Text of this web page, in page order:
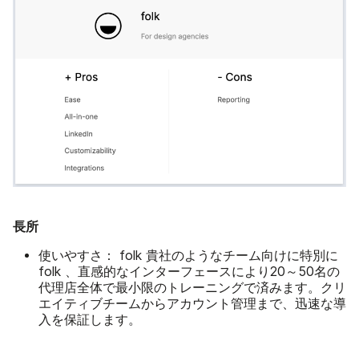
長所
使いやすさ：
folk 貴社のようなチーム向けに特別に
folk 、直感的なインターフェースにより20～50名の
代理店全体で最小限のトレーニングで済みます。クリ
エイティブチームからアカウント管理まで、迅速な導
入を保証します。